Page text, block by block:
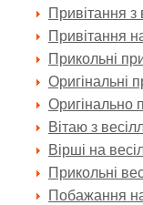
Привітання з
Привітання
Прикольні
Оригінальні
Оригінально
Вітаю з
Вірші на
Прикольні
Побажання